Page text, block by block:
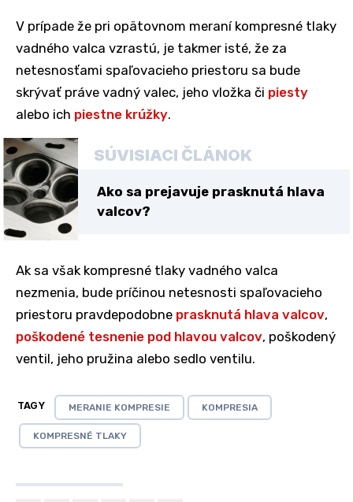
V prípade že pri opätovnom meraní kompresné tlaky
vadného valca vzrastú, je takmer isté, že za
netesnosťami spaľovacieho priestoru sa bude
skrývať práve vadný valec, jeho vložka či piesty
alebo ich piestne krúžky.
SÚVISIACI ČLÁNOK
Ako sa prejavuje prasknutá hlava
valcov?
Ak sa však kompresné tlaky vadného valca
nezmenia, bude príčinou netesnosti spaľovacieho
priestoru pravdepodobne prasknutá hlava valcov,
poškodené tesnenie pod hlavou valcov, poškodený
ventil, jeho pružina alebo sedlo ventilu.
TAGY MERANIE KOMPRESIE KOMPRESIA
KOMPRESNÉ TLAKY